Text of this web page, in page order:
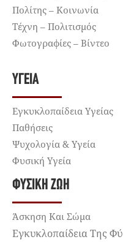
Πολίτης – Κοινωνία
Τέχνη – Πολιτισμός
Φωτογραφίες – Βίντεο
ΥΓΕΊΑ
Εγκυκλοπαίδεια Υγείας
Παθήσεις
Ψυχολογία & Υγεία
Φυσική Υγεία
ΦΥΣΙΚΉ ΖΩΉ
Άσκηση Και Σώμα
Εγκυκλοπαίδεια Της